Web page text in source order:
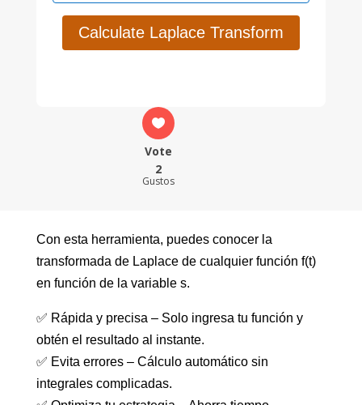
Calculate Laplace Transform
Vote
2
Gustos
Con esta herramienta, puedes conocer la
transformada de Laplace de cualquier función f(t)
en función de la variable s.
✅ Rápida y precisa – Solo ingresa tu función y
obtén el resultado al instante.
✅ Evita errores – Cálculo automático sin
integrales complicadas.